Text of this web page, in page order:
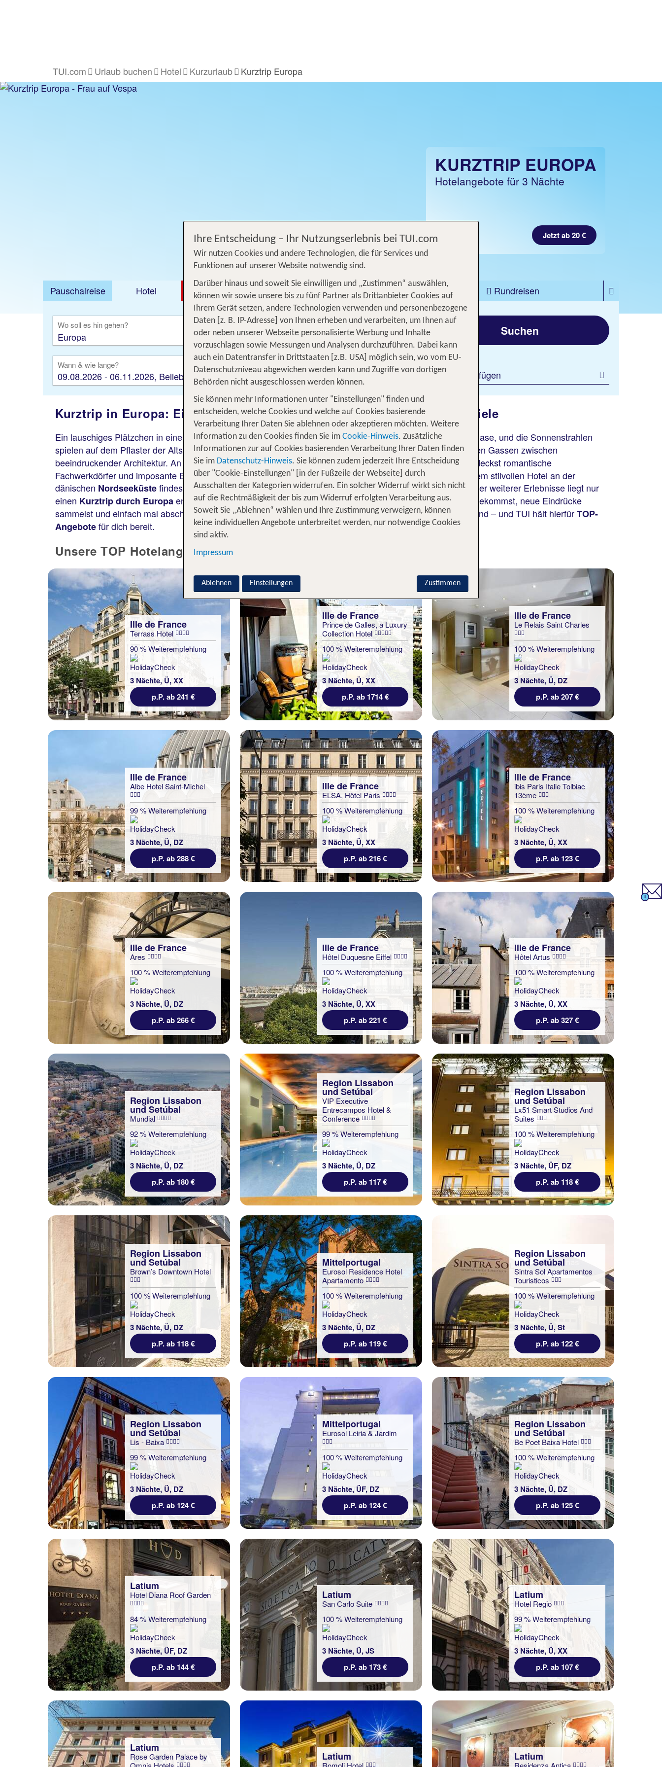
TUI.com Urlaub buchen Hotel Kurzurlaub Kurztrip Europa
KURZTRIP EUROPA
Hotelangebote für 3 Nächte
Jetzt ab 20 €
Pauschalreise Hotel DEALS Flug Ferienhaus Mietwagen Kreuzfahrten
Rundreisen
Ausflüge
Camper Privattransfer Zusatzleistungen
Wo soll es hin gehen?
Flug hinzufügen
Wann & wie lange?
09.08.2026 - 06.11.2026, Beliebig
Wer reist mit?
2 Erwachsene
Suchen
Filter hinzufügen
Kurztrip in Europa: Ein vielseitiger Kontinent voller traumhafter Reiseziele
Ein lauschiges Plätzchen in einem Straßencafé in Paris, der Duft von frischen Croissants weht dir um die Nase, und die Sonnenstrahlen
spielen auf dem Pflaster der Altstadt. Mediterrane Lebensfreude heißt dich inLissabonwillkommen in bunten Gassen zwischen
beeindruckender Architektur. An derMoselwanderst du zwischen idyllischen Weinbergen hindurch und entdeckst romantische
Fachwerkdörfer und imposante Burgen. Oder wie wäre es mit einer Auszeit bei frischer Meeresbrise? In einem stilvollen Hotel an der
dänischen Nordseeküstefindest du tiefe Entspannung indoor wie outdoor. Eine ganze Welt solcher und vieler weiterer Erlebnisse liegt nur
einen Kurztrip durch Europaentfernt! Schon zwei, drei oder vier Tage sorgen dafür, dass du den Kopf freibekommst, neue Eindrücke
sammelst und einfach mal abschaltest. Ein Kurzurlaub in Europa ist wie ein Espresso: klein, intensiv, belebend – und TUI hält hierfürTOP-
Angebotefür dich bereit.
Unsere TOP Hotelangebote für 3 Nächte in Europa
Ille de France
Terrass Hotel
90 % Weiterempfehlung
3 Nächte, Ü, XX
p.P. ab 241 €
Ille de France
Prince de Galles, a Luxury
Collection Hotel
100 % Weiterempfehlung
3 Nächte, Ü, XX
p.P. ab 1714 €
Ille de France
Le Relais Saint Charles
100 % Weiterempfehlung
3 Nächte, Ü, DZ
p.P. ab 207 €
Ille de France
Albe Hotel Saint-Michel
99 % Weiterempfehlung
3 Nächte, Ü, DZ
p.P. ab 288 €
Ille de France
ELSA, Hôtel Paris
100 % Weiterempfehlung
3 Nächte, Ü, XX
p.P. ab 216 €
Ille de France
ibis Paris Italie Tolbiac
13ème
100 % Weiterempfehlung
3 Nächte, Ü, XX
p.P. ab 123 €
Ille de France
Ares
100 % Weiterempfehlung
3 Nächte, Ü, DZ
p.P. ab 266 €
Ille de France
Hôtel Duquesne Eiffel
100 % Weiterempfehlung
3 Nächte, Ü, XX
p.P. ab 221 €
Ille de France
Hôtel Artus
100 % Weiterempfehlung
3 Nächte, Ü, XX
p.P. ab 327 €
Region Lissabon
und Setúbal
Mundial
92 % Weiterempfehlung
3 Nächte, Ü, DZ
p.P. ab 180 €
Region Lissabon
und Setúbal
VIP Executive
Entrecampos Hotel &
Conference
99 % Weiterempfehlung
3 Nächte, Ü, DZ
p.P. ab 117 €
Region Lissabon
und Setúbal
Lx51 Smart Studios And
Suites
100 % Weiterempfehlung
3 Nächte, ÜF, DZ
p.P. ab 118 €
Region Lissabon
und Setúbal
Brown’s Downtown Hotel
100 % Weiterempfehlung
3 Nächte, Ü, DZ
p.P. ab 118 €
Mittelportugal
Eurosol Residence Hotel
Apartamento
100 % Weiterempfehlung
3 Nächte, Ü, DZ
p.P. ab 119 €
Region Lissabon
und Setúbal
Sintra Sol Apartamentos
Touristicos
100 % Weiterempfehlung
3 Nächte, Ü, St
p.P. ab 122 €
Region Lissabon
und Setúbal
Lis - Baixa
99 % Weiterempfehlung
3 Nächte, Ü, DZ
p.P. ab 124 €
Mittelportugal
Eurosol Leiria & Jardim
100 % Weiterempfehlung
3 Nächte, ÜF, DZ
p.P. ab 124 €
Region Lissabon
und Setúbal
Be Poet Baixa Hotel
100 % Weiterempfehlung
3 Nächte, Ü, DZ
p.P. ab 125 €
Latium
Hotel Diana Roof Garden
84 % Weiterempfehlung
3 Nächte, ÜF, DZ
p.P. ab 144 €
Latium
San Carlo Suite
100 % Weiterempfehlung
3 Nächte, Ü, JS
p.P. ab 173 €
Latium
Hotel Regio
99 % Weiterempfehlung
3 Nächte, Ü, XX
p.P. ab 107 €
Latium
Rose Garden Palace by
Latium Latium
Ihre Entscheidung – Ihr Nutzungserlebnis bei TUI.com
Wir nutzen Cookies und andere Technologien, die für Services und
Funktionen auf unserer Website notwendig sind.
Darüber hinaus und soweit Sie einwilligen und „Zustimmen“ auswählen,
können wir sowie unsere bis zu fünf Partner als Drittanbieter Cookies auf
Ihrem Gerät setzen, andere Technologien verwenden und personenbezogene
Daten [z. B. IP-Adresse] von Ihnen erheben und verarbeiten, um Ihnen auf
oder neben unserer Webseite personalisierte Werbung und Inhalte
vorzuschlagen sowie Messungen und Analysen durchzuführen. Dabei kann
auch ein Datentransfer in Drittstaaten [z.B. USA] möglich sein, wo vom EU-
Datenschutzniveau abgewichen werden kann und Zugriffe von dortigen
Behörden nicht ausgeschlossen werden können.
Sie können mehr Informationen unter "Einstellungen" finden und
entscheiden, welche Cookies und welche auf Cookies basierende
Verarbeitung Ihrer Daten Sie ablehnen oder akzeptieren möchten. Weitere
Information zu den Cookies finden Sie im Cookie-Hinweis. Zusätzliche
Informationen zur auf Cookies basierenden Verarbeitung Ihrer Daten finden
Sie im Datenschutz-Hinweis. Sie können zudem jederzeit Ihre Entscheidung
über "Cookie-Einstellungen" [in der Fußzeile der Webseite] durch
Ausschalten der Kategorien widerrufen. Ein solcher Widerruf wirkt sich nicht
auf die Rechtmäßigkeit der bis zum Widerruf erfolgten Verarbeitung aus.
Soweit Sie „Ablehnen“ wählen und Ihre Zustimmung verweigern, können
keine individuellen Angebote unterbreitet werden, nur notwendige Cookies
sind aktiv.
Impressum
Zustimmen
Ablehnen Einstellungen